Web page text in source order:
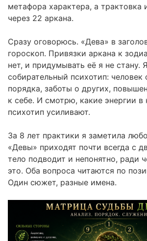
метафора характера, а трактовка
через 22 аркана.
Сразу оговорюсь. «Дева» в
гороскоп. Привязки аркана к
нет, и придумывать её я не стану.
собирательный психотип: человек
порядка, заботы о других,
к себе. И смотрю, какие энергии в
психотип усиливают.
За 8 лет практики я заметила
«Девы» приходят почти всегда с
тело подводит и непонятно, ради
это. Оба вопроса читаются по
Один сюжет, разные имена.